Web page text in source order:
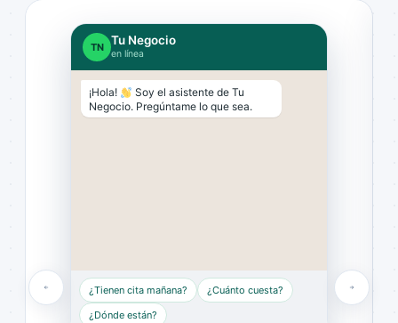
TN Tu Negocio
en línea
¡Hola!
Soy el asistente de Tu
Negocio. Pregúntame lo que sea.
¿Tienen cita mañana?
¿Cuánto cuesta?
¿Dónde están?